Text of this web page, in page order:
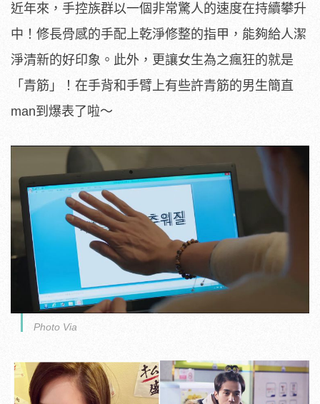
近年來，手控族群以一個非常驚人的速度在持續攀升
中！修長骨感的手配上乾淨修整的指甲，能夠給人潔
淨清新的好印象。此外，更讓女生為之瘋狂的就是
「青筋」！在手背和手臂上有些許青筋的男生簡直
man到爆表了啦～
Photo Via